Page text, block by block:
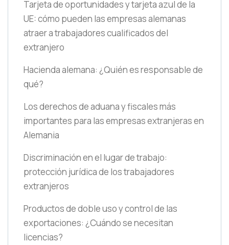
Tarjeta de oportunidades y tarjeta azul de la
UE: cómo pueden las empresas alemanas
atraer a trabajadores cualificados del
extranjero
Hacienda alemana: ¿Quién es responsable de
qué?
Los derechos de aduana y fiscales más
importantes para las empresas extranjeras en
Alemania
Discriminación en el lugar de trabajo:
protección jurídica de los trabajadores
extranjeros
Productos de doble uso y control de las
exportaciones: ¿Cuándo se necesitan
licencias?